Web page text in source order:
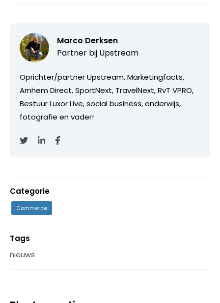
Marco Derksen
Partner bij Upstream
Oprichter/partner Upstream, Marketingfacts,
Arnhem Direct, SportNext, TravelNext, RvT VPRO,
Bestuur Luxor Live, social business, onderwijs,
fotografie en vader!
Categorie
Commerce
Tags
nieuws